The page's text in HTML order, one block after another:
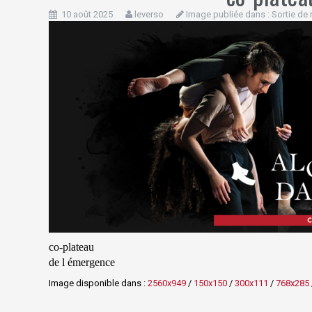
10 août 2025 leverso Image publiée dans : Sortie de
co-plateau
de l émergence
Image disponible dans : 2560x949/ 150x150/ 300x111 / 768x285